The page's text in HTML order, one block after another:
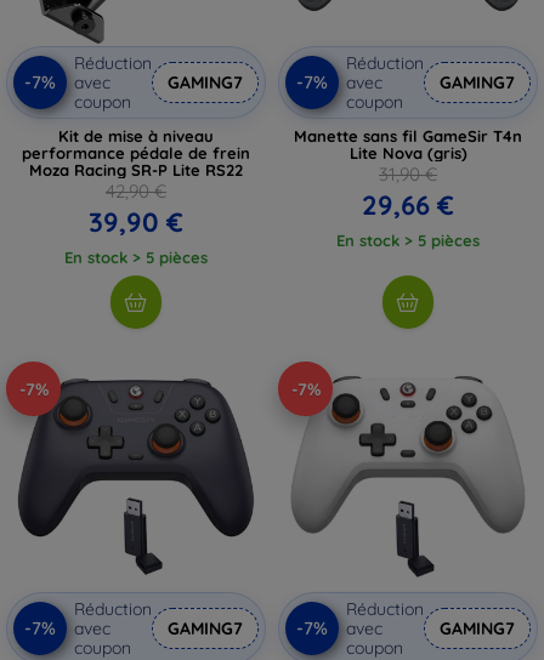
-7%
Réduction
avec
coupon
GAMING7
Kit de mise à niveau
performance pédale de frein
Moza Racing SR-P Lite RS22
42,90 €
39,90 €
En stock > 5 pièces
-7%
Réduction
avec
coupon
GAMING7
Manette sans fil GameSir T4n
Lite Nova (gris)
31,90 €
29,66 €
En stock > 5 pièces
-7%
-7%
Réduction
avec
coupon
GAMING7
-7%
-7%
Réduction
avec
coupon
GAMING7